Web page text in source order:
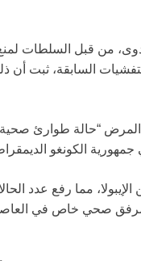
من قبل السلطات
السابقة، ثبت أن
المرض “حالة طوارئ صحية
مما رفع عدد
صحي خاص في